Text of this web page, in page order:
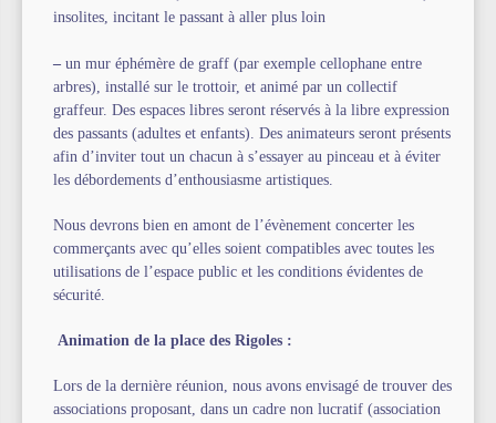
insolites, incitant le passant à aller plus loin
– un mur éphémère de graff (par exemple cellophane entre
arbres), installé sur le trottoir, et animé par un collectif
graffeur. Des espaces libres seront réservés à la libre expression
des passants (adultes et enfants). Des animateurs seront présents
afin d’inviter tout un chacun à s’essayer au pinceau et à éviter
les débordements d’enthousiasme artistiques.
Nous devrons bien en amont de l’évènement concerter les
commerçants avec qu’elles soient compatibles avec toutes les
utilisations de l’espace public et les conditions évidentes de
sécurité.
Animation de la place des Rigoles :
Lors de la dernière réunion, nous avons envisagé de trouver des
associations proposant, dans un cadre non lucratif (association